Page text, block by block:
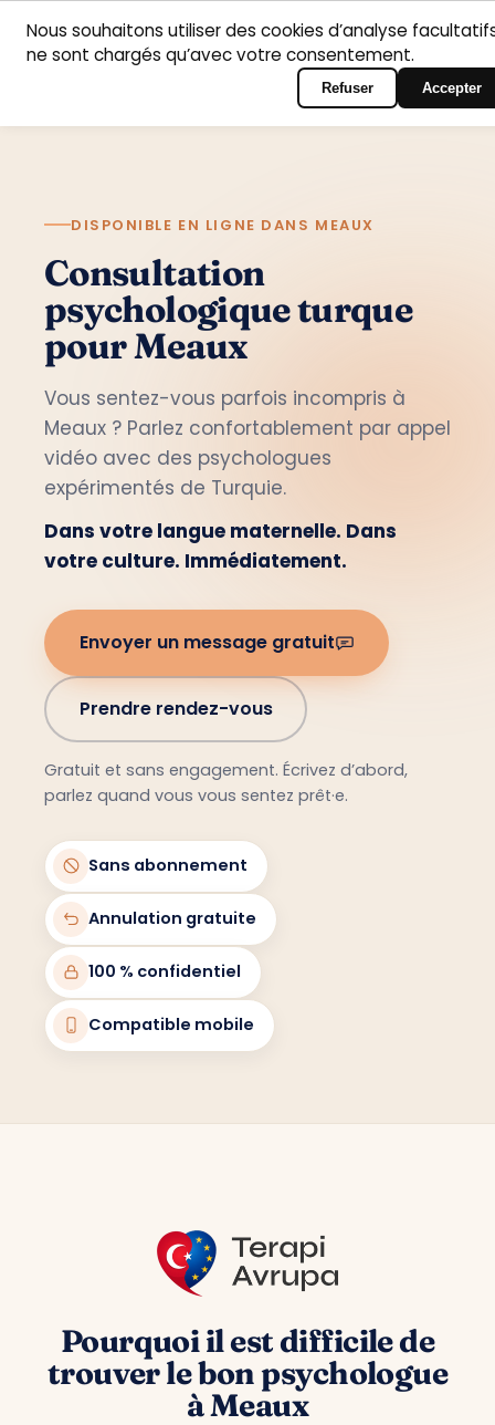
AccueilDomaines
d’intervention
PsychologuesContact
Français Connexion au portail
DISPONIBLE EN LIGNE DANS MEAUX
Consultation
psychologique turque
pour Meaux
Vous sentez-vous parfois incompris à
Meaux ? Parlez confortablement par appel
vidéo avec des psychologues
expérimentés de Turquie.
Dans votre langue maternelle. Dans
votre culture. Immédiatement.
Envoyer un message gratuit
Prendre rendez-vous
Gratuit et sans engagement. Écrivez d’abord,
parlez quand vous vous sentez prêt·e.
Sans abonnement
Annulation gratuite
100 % confidentiel
Compatible mobile
Pourquoi il est difficile de
trouver le bon psychologue
à Meaux
Nous souhaitons utiliser des cookies d’analyse
ne sont chargés qu’avec votre consentement.
Refuser Accepter